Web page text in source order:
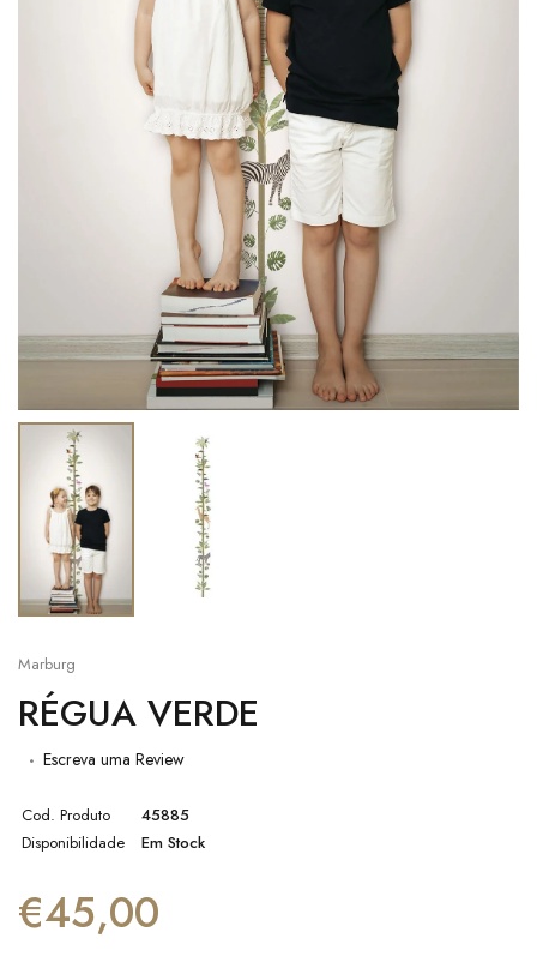
Marburg
RÉGUA VERDE
Escreva uma Review
Cod. Produto
45885
Disponibilidade
Em Stock
€45,00